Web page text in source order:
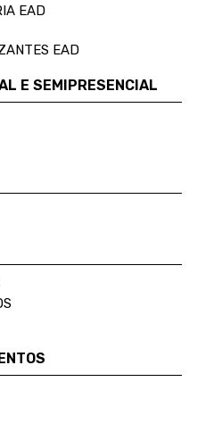
EAD
EAD
E SEMIPRESENCIAL